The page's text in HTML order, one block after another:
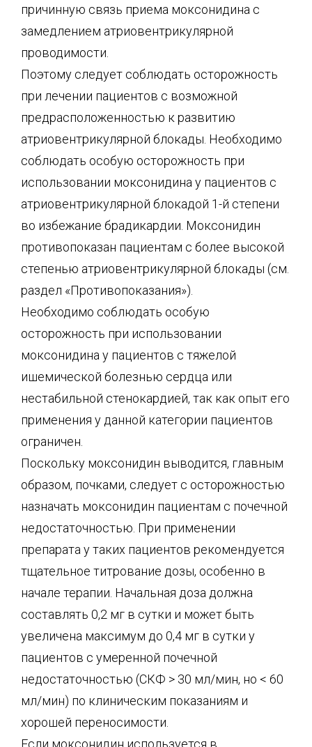
причинную связь приема моксонидина с
замедлением атриовентрикулярной
проводимости.
Поэтому следует соблюдать осторожность
при лечении пациентов с возможной
предрасположенностью к развитию
атриовентрикулярной блокады. Необходимо
соблюдать особую осторожность при
использовании моксонидина у пациентов с
атриовентрикулярной блокадой 1-й степени
во избежание брадикардии. Моксонидин
противопоказан пациентам с более высокой
степенью атриовентрикулярной блокады (см.
раздел «Противопоказания»).
Необходимо соблюдать особую
осторожность при использовании
моксонидина у пациентов с тяжелой
ишемической болезнью сердца или
нестабильной стенокардией, так как опыт его
применения у данной категории пациентов
ограничен.
Поскольку моксонидин выводится, главным
образом, почками, следует с осторожностью
назначать моксонидин пациентам с почечной
недостаточностью. При применении
препарата у таких пациентов рекомендуется
тщательное титрование дозы, особенно в
начале терапии. Начальная доза должна
составлять 0,2 мг в сутки и может быть
увеличена максимум до 0,4 мг в сутки у
пациентов с умеренной почечной
недостаточностью (СКФ > 30 мл/мин, но < 60
мл/мин) по клиническим показаниям и
хорошей переносимости.